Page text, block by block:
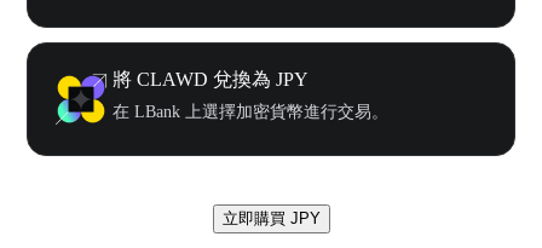
將 CLAWD 兌換為 JPY
在 LBank 上選擇加密貨幣進行交易。
立即購買 JPY